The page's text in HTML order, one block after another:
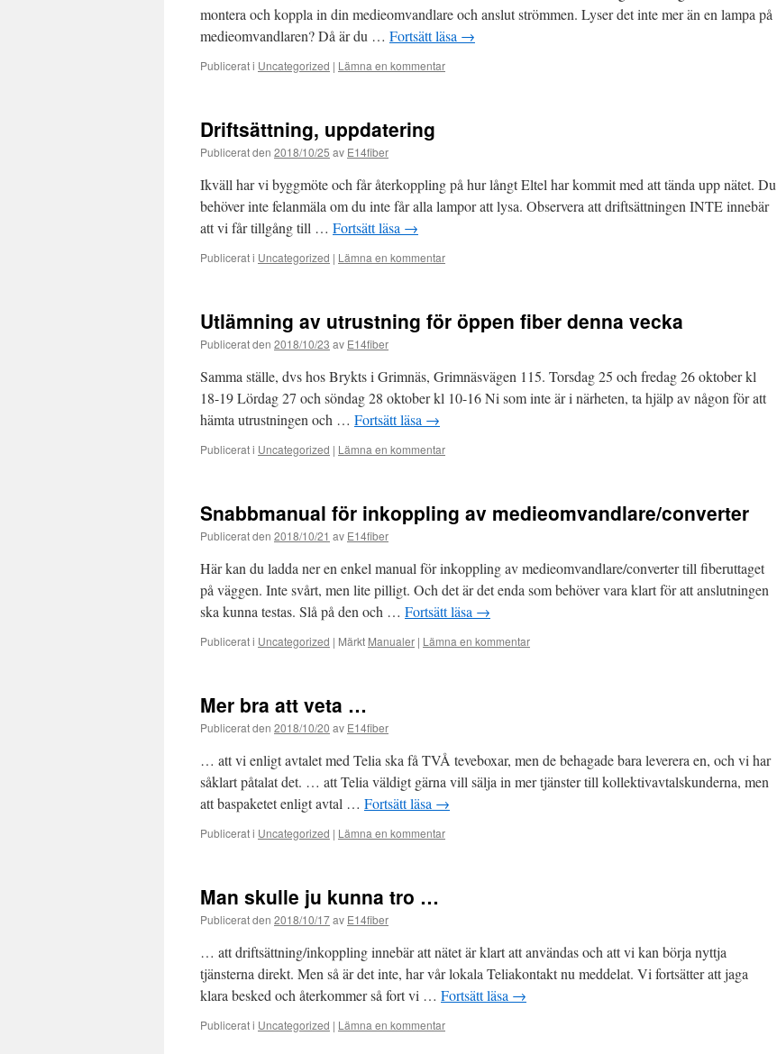
montera och koppla in din medieomvandlare och anslut strömmen. Lyser det inte mer än en lampa på
medieomvandlaren? Då är du … Fortsätt läsa →
Publicerat i Uncategorized | Lämna en kommentar
Driftsättning, uppdatering
Publicerat den 2018/10/25 av E14fiber
Ikväll har vi byggmöte och får återkoppling på hur långt Eltel har kommit med att tända upp nätet. Du
behöver inte felanmäla om du inte får alla lampor att lysa. Observera att driftsättningen INTE innebär
att vi får tillgång till … Fortsätt läsa →
Publicerat i Uncategorized | Lämna en kommentar
Utlämning av utrustning för öppen fiber denna vecka
Publicerat den 2018/10/23 av E14fiber
Samma ställe, dvs hos Brykts i Grimnäs, Grimnäsvägen 115. Torsdag 25 och fredag 26 oktober kl
18-19 Lördag 27 och söndag 28 oktober kl 10-16 Ni som inte är i närheten, ta hjälp av någon för att
hämta utrustningen och … Fortsätt läsa →
Publicerat i Uncategorized | Lämna en kommentar
Snabbmanual för inkoppling av medieomvandlare/converter
Publicerat den 2018/10/21 av E14fiber
Här kan du ladda ner en enkel manual för inkoppling av medieomvandlare/converter till fiberuttaget
på väggen. Inte svårt, men lite pilligt. Och det är det enda som behöver vara klart för att anslutningen
ska kunna testas. Slå på den och … Fortsätt läsa →
Publicerat i Uncategorized | Märkt Manualer | Lämna en kommentar
Mer bra att veta …
Publicerat den 2018/10/20 av E14fiber
… att vi enligt avtalet med Telia ska få TVÅ teveboxar, men de behagade bara leverera en, och vi har
såklart påtalat det. … att Telia väldigt gärna vill sälja in mer tjänster till kollektivavtalskunderna, men
att baspaketet enligt avtal … Fortsätt läsa →
Publicerat i Uncategorized | Lämna en kommentar
Man skulle ju kunna tro …
Publicerat den 2018/10/17av E14fiber
… att driftsättning/inkoppling innebär att nätet är klart att användas och att vi kan börja nyttja
tjänsterna direkt. Men så är det inte, har vår lokala Teliakontakt nu meddelat. Vi fortsätter att jaga
klara besked och återkommer så fort vi … Fortsätt läsa →
Publicerat i Uncategorized | Lämna en kommentar